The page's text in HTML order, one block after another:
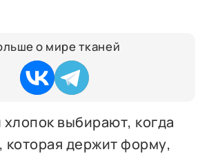
выбирают, когда
которая держит форму,
о мире тканей